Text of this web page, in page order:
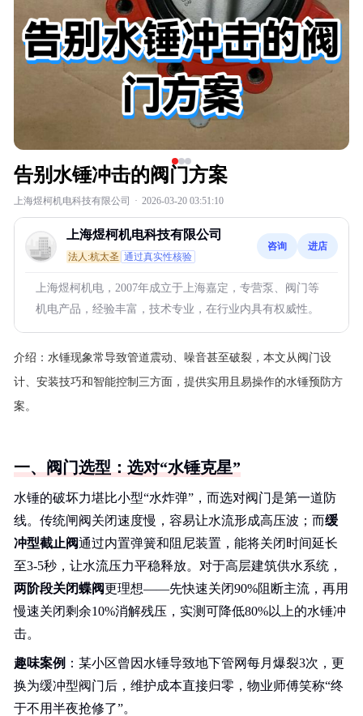
告别水锤冲击的阀门方案
上海煜柯机电科技有限公司 · 2026-03-20 03:51:10
上海煜柯机电科技有限公司
法人:杭太圣 通过真实性核验
咨询 进店
上海煜柯机电，2007年成立于上海嘉定，专营泵、阀门等
机电产品，经验丰富，技术专业，在行业内具有权威性。
介绍： 水锤现象常导致管道震动、噪音甚至破裂，本文从阀门设
计、安装技巧和智能控制三方面，提供实用且易操作的水锤预防方
案。
一、阀门选型：选对“水锤克星”
水锤的破坏力堪比小型“水炸弹”，而选对阀门是第一道防
线。传统闸阀关闭速度慢，容易让水流形成高压波；而缓
冲型截止阀通过内置弹簧和阻尼装置，能将关闭时间延长
至3-5秒，让水流压力平稳释放。对于高层建筑供水系统，
两阶段关闭蝶阀更理想——先快速关闭90%阻断主流，再用
慢速关闭剩余10%消解残压，实测可降低80%以上的水锤冲
击。
趣味案例 ：某小区曾因水锤导致地下管网每月爆裂3次，更
换为缓冲型阀门后，维护成本直接归零，物业师傅笑称“终
于不用半夜抢修了”。